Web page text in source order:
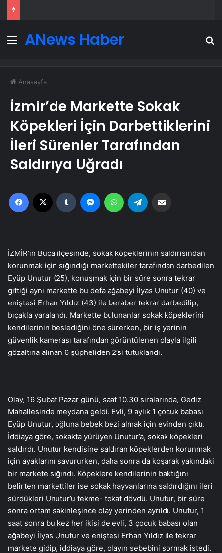
MenüANews Haber
Anasayfa
İzmir’de Markette Sokak
Köpekleri İçin Darbettiklerini
İleri Sürenler Tarafından
Saldırıya Uğradı
Facebook Tumblr MessengerWhatsApp
İZMİR’in Buca ilçesinde, sokak köpeklerinin saldırısından
korunmak için sığındığı markettekiler tarafından darbedilen
Eyüp Unutur (25), konuşmak için bir süre sonra tekrar
gittiği aynı markette bu defa ağabeyi İlyas Unutur (40) ve
eniştesi Erhan Yıldız (43) ile beraber tekrar darbedilip,
bıçakla yaralandı. Markette bulunanlar sokak köpeklerini
kendilerinin beslediğini öne sürerken, bir iş yerinin
güvenlik kamerası tarafından görüntülenen olayla ilgili
gözaltına alınan 6 şüpheliden 2’si tutuklandı.
Olay, 16 Şubat Pazar günü, saat 10.30 sıralarında, Gediz
Mahallesinde meydana geldi. Evli, 9 aylık 1 çocuk babası
Eyüp Unutur, oğluna bebek bezi almak için evinden çıktı.
İddiaya göre, sokakta yürüyen Unutur’a, sokak köpekleri
saldırdı. Unutur kendisine saldıran köpeklerden korunmak
için ayaklarını savururken, daha sonra da koşarak yakındaki
bir markete sığındı. Köpeklere kendilerinin baktığını
belirten markettiler ise sokak hayvanlarına saldırdığını ileri
sürdükleri Unutur’u tekme- tokat dövdü. Unutur, bir süre
sonra ortam sakinleşince olay yerinden ayrıldı. Unutur, 1
saat sonra bu kez her ikisi de evli, 3 çocuk babası olan
ağabeyi İlyas Unutur ve eniştesi Erhan Yıldız ile tekrar
markete gidip, iddiaya göre, olayın sebebini sormak istedi.